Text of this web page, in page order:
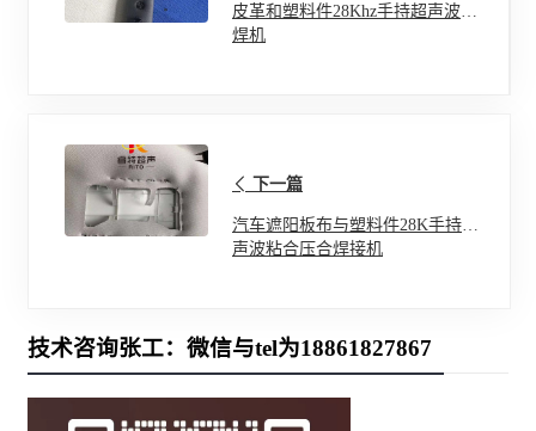
皮革和塑料件28Khz手持超声波点
焊机
下一篇
汽车遮阳板布与塑料件28K手持超
声波粘合压合焊接机
技术咨询张工：微信与tel为18861827867